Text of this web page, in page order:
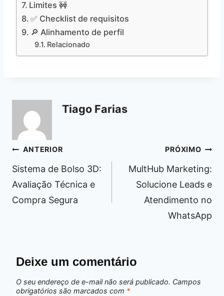
Limites 🚧
✅ Checklist de requisitos
🔎 Alinhamento de perfil
Relacionado
Tiago Farias
Navegação
de
Post
ANTERIOR
Sistema de Bolso 3D:
Avaliação Técnica e
Compra Segura
PRÓXIMO
MultHub Marketing:
Solucione Leads e
Atendimento no
WhatsApp
Deixe um comentário
O seu endereço de e-mail não será publicado. Campos
obrigatórios são marcados com *